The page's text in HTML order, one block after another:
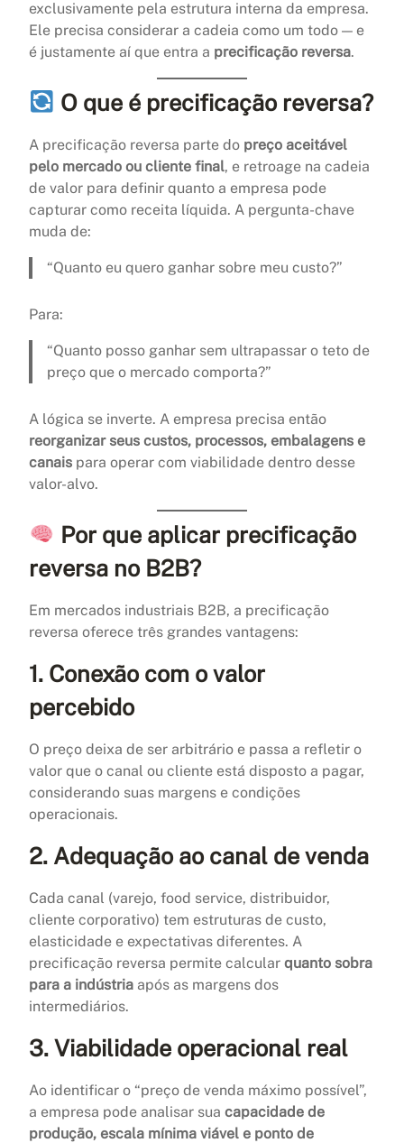
exclusivamente pela estrutura interna da empresa.
Ele precisa considerar a cadeia como um todo — e
é justamente aí que entra a precificação reversa.
O que é precificação reversa?
A precificação reversa parte do preço aceitável
pelo mercado ou cliente final, e retroage na cadeia
de valor para definir quanto a empresa pode
capturar como receita líquida. A pergunta-chave
muda de:
“Quanto eu quero ganhar sobre meu custo?”
Para:
“Quanto posso ganhar sem ultrapassar o teto de
preço que o mercado comporta?”
A lógica se inverte. A empresa precisa então
reorganizar seus custos, processos, embalagens e
canais para operar com viabilidade dentro desse
valor-alvo.
Por que aplicar precificação
reversa no B2B?
Em mercados industriais B2B, a precificação
reversa oferece três grandes vantagens:
1. Conexão com o valor
percebido
O preço deixa de ser arbitrário e passa a refletir o
valor que o canal ou cliente está disposto a pagar,
considerando suas margens e condições
operacionais.
2. Adequação ao canal de venda
Cada canal (varejo, food service, distribuidor,
cliente corporativo) tem estruturas de custo,
elasticidade e expectativas diferentes. A
precificação reversa permite calcular quanto sobra
para a indústria após as margens dos
intermediários.
3. Viabilidade operacional real
Ao identificar o “preço de venda máximo possível”,
a empresa pode analisar sua capacidade de
produção, escala mínima viável e ponto de